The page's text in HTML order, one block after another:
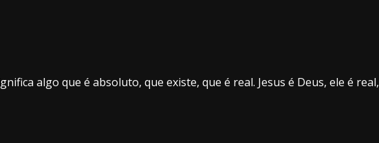
algo que é absoluto, que existe, que é real. Jesus é Deus, ele é